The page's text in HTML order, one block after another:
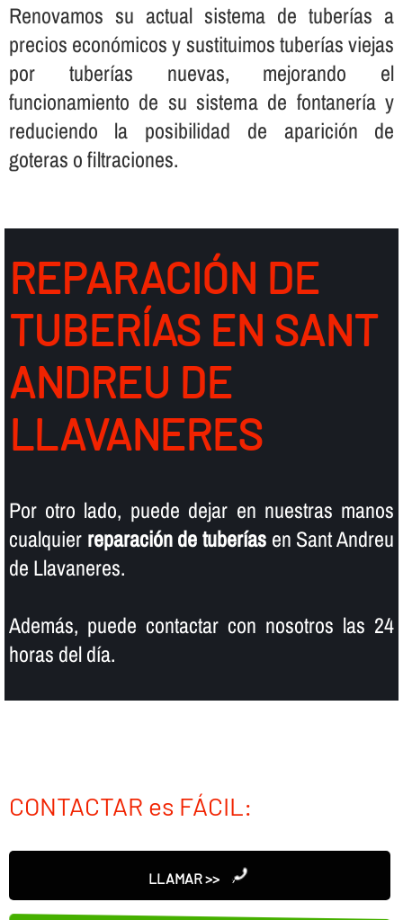
Renovamos su actual sistema de tuberí­as a
precios económicos y sustituimos tuberí­as viejas
por tuberí­as nuevas, mejorando el
funcionamiento de su sistema de fontanerí­a y
reduciendo la posibilidad de aparición de
goteras o filtraciones.
REPARACIÓN DE
TUBERÍ­AS EN SANT
ANDREU DE
LLAVANERES
Por otro lado, puede dejar en nuestras manos
cualquier reparación de tuberí­as en Sant Andreu
de Llavaneres.
Además, puede contactar con nosotros las 24
horas del dí­a.
CONTACTAR es FÁCIL:
LLAMAR >>